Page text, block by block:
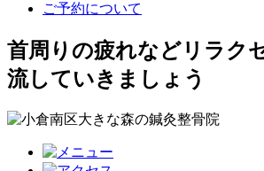
ご予約について
首周りの疲れなどリラク
流していきましょう